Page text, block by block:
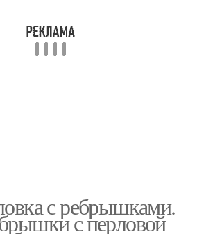
с ребрышками.
с перловой